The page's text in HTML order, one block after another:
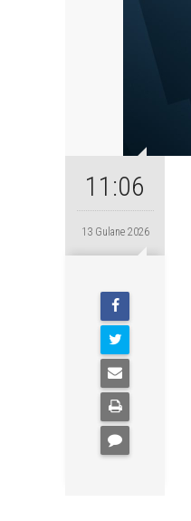
11:06
13 Gulane 2026